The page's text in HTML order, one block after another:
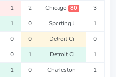
1 2 Chicago 80 3
1 0 Sporting J 1
0 0 Detroit Ci 0
0 1 Detroit Ci 1
1 0 Charleston 1